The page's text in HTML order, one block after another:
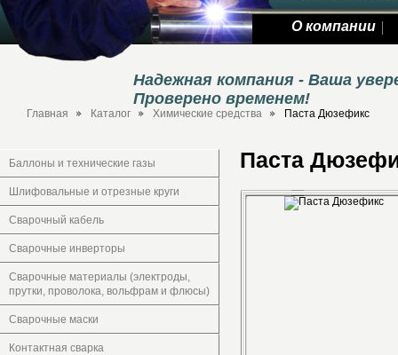
О компании
Надежная компания - Ваша
Проверено временем!
Главная Каталог Химические средства Паста Дюзефикс
Баллоны и технические газы
Шлифовальные и отрезные круги
Сварочный кабель
Сварочные инверторы
Сварочные материалы (электроды,
прутки, проволока, вольфрам и флюсы)
Сварочные маски
Контактная сварка
Паста